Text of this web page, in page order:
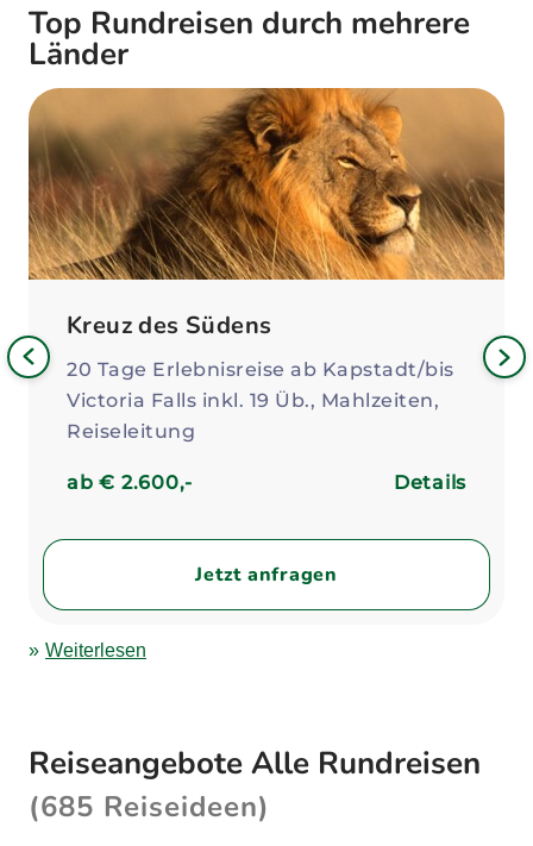
Top Rundreisen durch mehrere
Länder
Kreuz des Südens
20 Tage Erlebnisreise ab Kapstadt/bis
Victoria Falls inkl. 19 Üb., Mahlzeiten,
Reiseleitung
ab € 2.600,- Details
Jetzt anfragen
Weiterlesen
Reiseangebote Alle Rundreisen
(685 Reiseideen)